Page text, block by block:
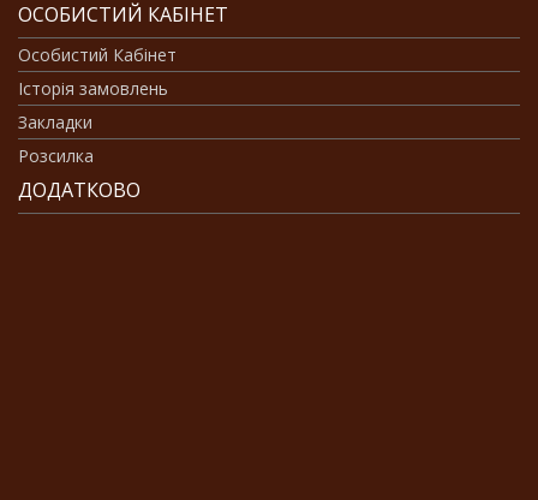
ОСОБИСТИЙ КАБІНЕТ
Особистий Кабінет
Історія замовлень
Закладки
Розсилка
ДОДАТКОВО